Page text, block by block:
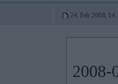
24. Feb 2008,
2008-